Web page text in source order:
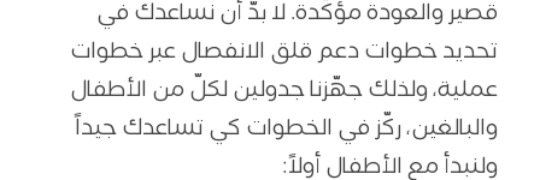
قصير والعودة مؤكّدة. لا بدّ أن نساعدك في
تحديد خطوات دعم قلق الانفصال عبر خطوات
عملية، ولذلك جهّزنا جدولين لكلّ من الأطفال
والبالغين، ركّز في الخطوات كي تساعدك جيداً
ولنبدأ مع الأطفال أولاً: